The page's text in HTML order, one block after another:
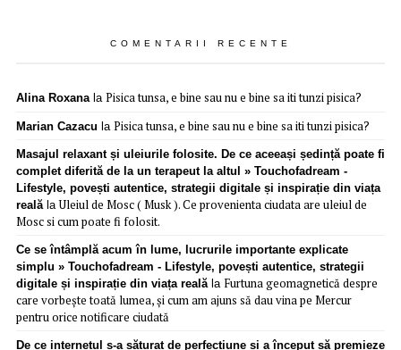
COMENTARII RECENTE
Alina Roxanala Pisica tunsa, e bine sau nu e bine sa iti tunzi pisica?
Marian Cazacu la Pisica tunsa, e bine sau nu e bine sa iti tunzi pisica?
Masajul relaxant și uleiurile folosite. De ce aceeași ședință poate fi
complet diferită de la un terapeut la altul » Touchofadream -
Lifestyle, povești autentice, strategii digitale și inspirație din viața
realălaUleiul de Mosc ( Musk ). Ce provenienta ciudata are uleiul de
Mosc si cum poate fi folosit.
Ce se întâmplă acum în lume, lucrurile importante explicate
simplu » Touchofadream - Lifestyle, povești autentice, strategii
digitale și inspirație din viața realăla Furtuna geomagnetică despre
care vorbește toată lumea, și cum am ajuns să dau vina pe Mercur
pentru orice notificare ciudată
De ce internetul s-a săturat de perfecțiune și a început să premieze